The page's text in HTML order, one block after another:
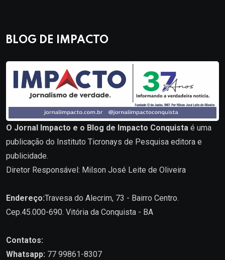
BLOG DE IMPACTO
O Jornal Impacto e o Blog de Impacto Conquista é uma
publicação do Instituto Ticronays de Pesquisa editora e
publicidade.
Diretor Responsável: Milson José Leite de Oliveira
Endereço:Travesa do Alecrim, 73 - Bairro Centro.
Cep.45.000-690. Vitória da Conquista - BA
Contatos:
Whatsapp: 77 99861-8307